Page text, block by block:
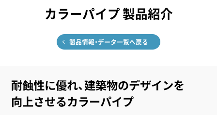
カラーパイプ 製品紹介
製品情報・データ一覧へ戻る
耐蝕性に優れ、建築物のデザインを
向上させるカラーパイプ